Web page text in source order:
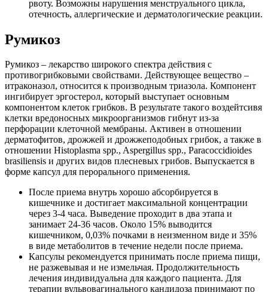
рвоту. Возможны нарушения менструального цикла,
отечность, аллергические и дерматологические реакции.
Румикоз
Румикоз – лекарство широкого спектра действия с
противогрибковыми свойствами. Действующее вещество –
итраконазол, относится к производным триазола. Компонент
ингибирует эргостерол, который выступает основным
компонентом клеток грибков. В результате такого воздейтсивя
клетки вредоносных микроорганизмов гибнут из-за
перфорации клеточной мембраны. Активен в отношении
дерматофитов, дрожжей и дрожжеподобных грибок, а также в
отношении Histoplasma spp., Aspergillus spp., Paracoccidioides
brasiliensis и других видов плесневых грибов. Выпускается в
форме капсул для перорального применения.
После приема внутрь хорошо абсорбируется в
кишечнике и достигает максимальной концентрации
через 3-4 часа. Выведение проходит в два этапа и
занимает 24-36 часов. Около 15% выводится
кишечником, 0,03% почками в неизменном виде и 35%
в виде метаболитов в течение недели после приема.
Капсулы рекомендуется принимать после приема пищи,
не разжевывая и не измельчая. Продолжительность
лечения индивидуальна для каждого пациента. Для
терапии вульвовагинального кандидоза принимают по